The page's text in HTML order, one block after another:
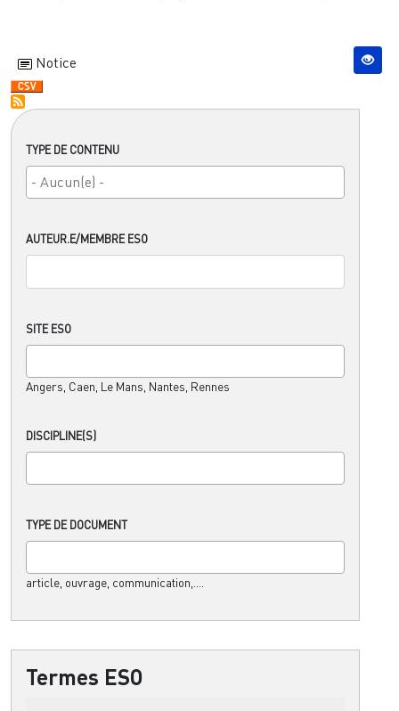
TYPE DE CONTENU
AUTEUR.E/MEMBRE ESO
SITE ESO
Angers, Caen, Le Mans, Nantes, Rennes
DISCIPLINE(S)
TYPE DE DOCUMENT
article, ouvrage, communication,....
Termes ESO
Notice